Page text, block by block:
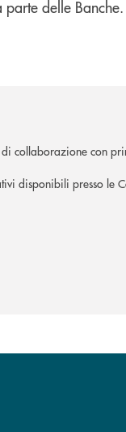
delle Banche.
collaborazione con
disponibili presso le